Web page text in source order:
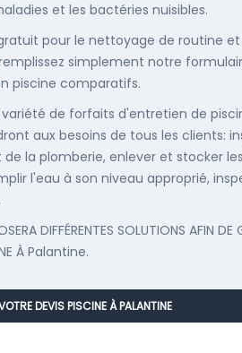
et les bactéries nuisibles.
pour le nettoyage de routine
simplement notre
piscine comparatifs.
de forfaits d'entretien de
aux besoins de tous les clients:
la plomberie, enlever et stocker
l'eau à son niveau approprié,
DIFFÉRENTES SOLUTIONS AFIN DE
À Palantine.
DEVIS PISCINE À PALANTINE